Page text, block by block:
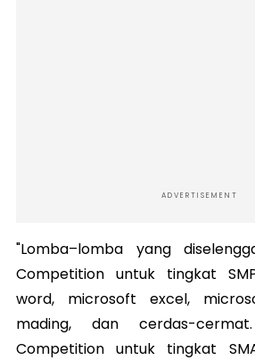
ADVERTISEMENT
"Lomba–lomba yang
Competition untuk tingkat
word, microsoft excel,
mading, dan cerdas-
Competition untuk tingkat